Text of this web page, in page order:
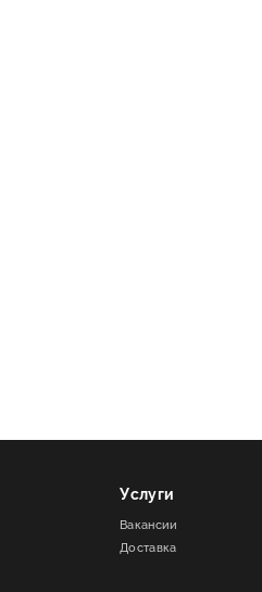
Услуги
Вакансии
Доставка